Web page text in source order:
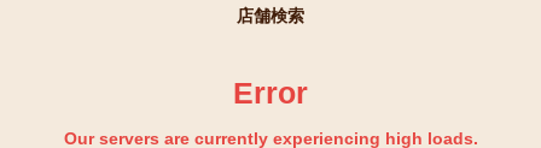
店舗検索
Error
Our servers are currently experiencing high loads.